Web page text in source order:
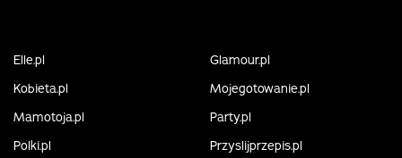
Elle.pl
Glamour.pl
Kobieta.pl
Mojegotowanie.pl
Mamotoja.pl
Party.pl
Polki.pl
Przyslijprzepis.pl